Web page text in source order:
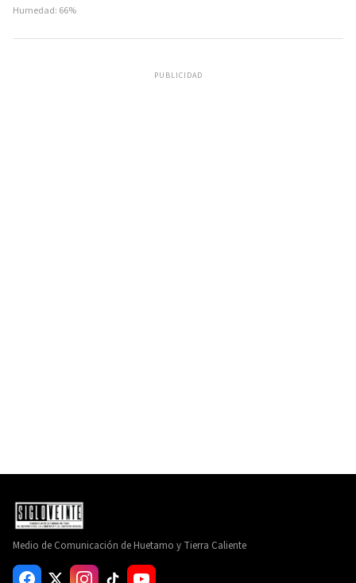
Humedad: 66%
PUBLICIDAD
Medio de Comunicación de Huetamo y Tierra Caliente